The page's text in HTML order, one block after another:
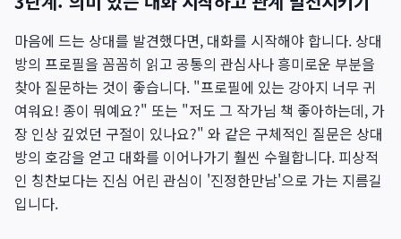
마음에 드는 상대를 발견했다면, 대화를 시작해야 합니다. 상대
방의 프로필을 꼼꼼히 읽고 공통의 관심사나 흥미로운 부분을
찾아 질문하는 것이 좋습니다. "프로필에 있는 강아지 너무 귀
여워요! 종이 뭐예요?" 또는 "저도 그 작가님 책 좋아하는데, 가
장 인상 깊었던 구절이 있나요?" 와 같은 구체적인 질문은 상대
방의 호감을 얻고 대화를 이어나가기 훨씬 수월합니다. 피상적
인 칭찬보다는 진심 어린 관심이 '진정한만남'으로 가는 지름길
입니다.